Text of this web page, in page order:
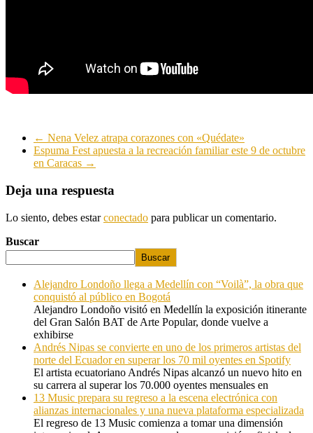
← Nena Velez atrapa corazones con «Quédate»
Espuma Fest apuesta a la recreación familiar este 9 de octubre
en Caracas →
Deja una respuesta
Lo siento, debes estarconectado para publicar un comentario.
Buscar
Buscar
Alejandro Londoño llega a Medellín con “Voilà”, la obra que
conquistó al público en Bogotá
Alejandro Londoño visitó en Medellín la exposición itinerante
del Gran Salón BAT de Arte Popular, donde vuelve a
exhibirse
Andrés Nipas se convierte en uno de los primeros artistas del
norte del Ecuador en superar los 70 mil oyentes en Spotify
El artista ecuatoriano Andrés Nipas alcanzó un nuevo hito en
su carrera al superar los 70.000 oyentes mensuales en
13 Music prepara su regreso a la escena electrónica con
alianzas internacionales y una nueva plataforma especializada
El regreso de 13 Music comienza a tomar una dimensión